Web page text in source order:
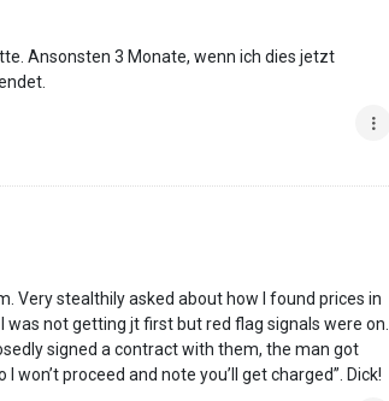
Ansonsten 3 Monate, wenn ich dies jetzt
Very stealthily asked about how I found prices in
not getting jt first but red flag signals were on.
signed a contract with them, the man got
I won’t proceed and note you’ll get charged”. Dick!